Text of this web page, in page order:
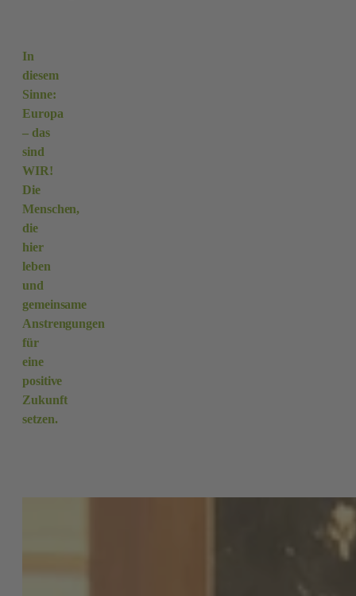
In
diesem
Sinne:
Europa
– das
sind
WIR!
Die
Menschen,
die
hier
leben
und
gemeinsame
Anstrengungen
für
eine
positive
Zukunft
setzen.